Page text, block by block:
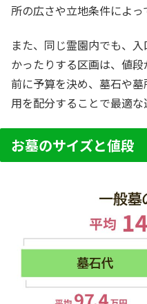
所の広さや立地条件によっ
また、同じ霊園内でも、
かったりする区画は、値
前に予算を決め、墓石や
用を配分することで最適な
お墓のサイズと値段